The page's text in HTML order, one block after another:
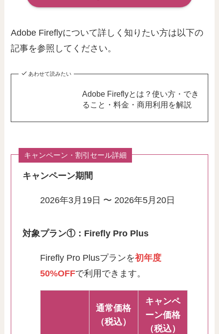
Adobe Fireflyについて詳しく知りたい方は以下の
記事を参照してください。
あわせて読みたい
Adobe Fireflyとは？使い方・でき
ること・料金・商用利用を解説
キャンペーン・割引セール詳細
キャンペーン期間
2026年3月19日 〜 2026年5月20日
対象プラン①：Firefly Pro Plus
Firefly Pro Plusプランを初年度
50%OFFで利用できます。
通常価格
（税込）
キャンペ
ーン価格
（税込）